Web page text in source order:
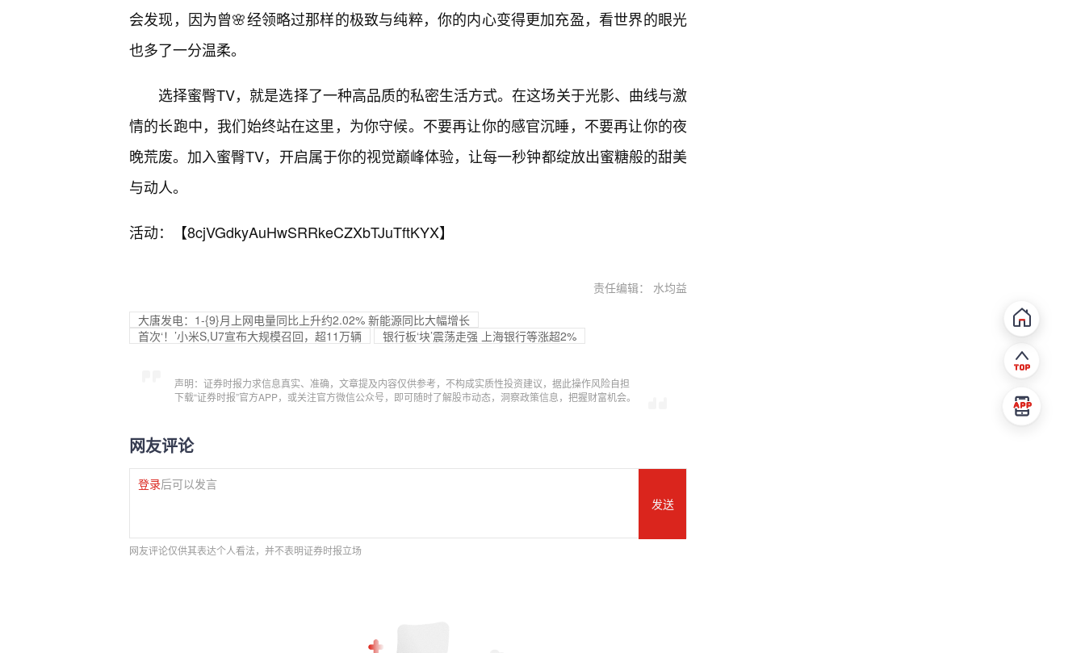
会发现，因为曾🌸经领略过那样的极致与纯粹，你的内心变得更加充盈，看世界的眼光
也多了一分温柔。
选择蜜臀TV，就是选择了一种高品质的私密生活方式。在这场关于光影、曲线与激
情的长跑中，我们始终站在这里，为你守候。不要再让你的感官沉睡，不要再让你的夜
晚荒废。加入蜜臀TV，开启属于你的视觉巅峰体验，让每一秒钟都绽放出蜜糖般的甜美
与动人。
活动：【8cjVGdkyAuHwSRRkeCZXbTJuTftKYX】
责任编辑： 水均益
大唐发电：1-{9}月上网电量同比上升约2.02% 新能源同比大幅增长
首次‘！’小米S,U7宣布大规模召回，超11万辆
银行板‘块’震荡走强 上海银行等涨超2%
声明：证券时报力求信息真实、准确，文章提及内容仅供参考，不构成实质性投资建议，据此操作风险自担
下载“证券时报”官方APP，或关注官方微信公众号，即可随时了解股市动态，洞察政策信息，把握财富机会。
网友评论
登录后可以发言
发送
网友评论仅供其表达个人看法，并不表明证券时报立场